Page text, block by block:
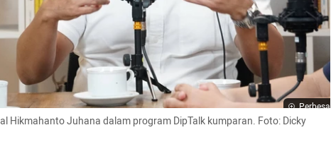
Perbesar
Hikmahanto Juhana dalam program DipTalk kumparan. Foto: Dicky